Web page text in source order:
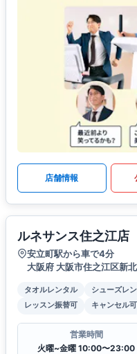
店舗情報
ルネサンス住之江店
安立町駅から車で4分
大阪府 大阪市住之江区新
タオルレンタル シューズレ
レッスン振替可
キャンセル可
営業時間
火曜~金曜 10:00〜23:00